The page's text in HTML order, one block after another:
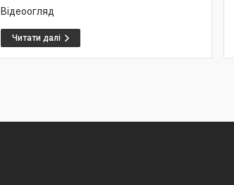
Відеоогляд